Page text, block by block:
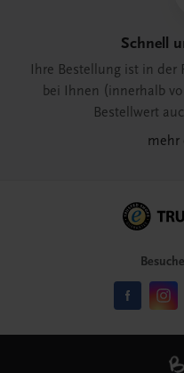
Schnell
Ihre Bestellung ist in der
bei Ihnen (innerhalb
Bestellwert
mehr